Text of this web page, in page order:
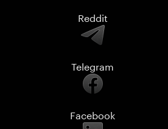
Reddit
Telegram
Facebook